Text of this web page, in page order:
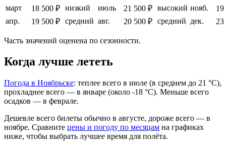
март
18 500 ₽ низкий июль 21 500 ₽ высокий нояб.
19
апр.
19 500 ₽ средний авг. 20 500 ₽ средний дек. 23
Часть значений оценена по сезонности.
Когда лучше лететь
Погода в Ноябрьске: теплее всего в июле (в среднем до 21 °C),
прохладнее всего — в январе (около -18 °C). Меньше всего
осадков — в феврале.
Дешевле всего билеты обычно в августе, дороже всего — в
ноябре. Сравните цены и погоду по месяцам на графиках
ниже, чтобы выбрать лучшее время для полёта.